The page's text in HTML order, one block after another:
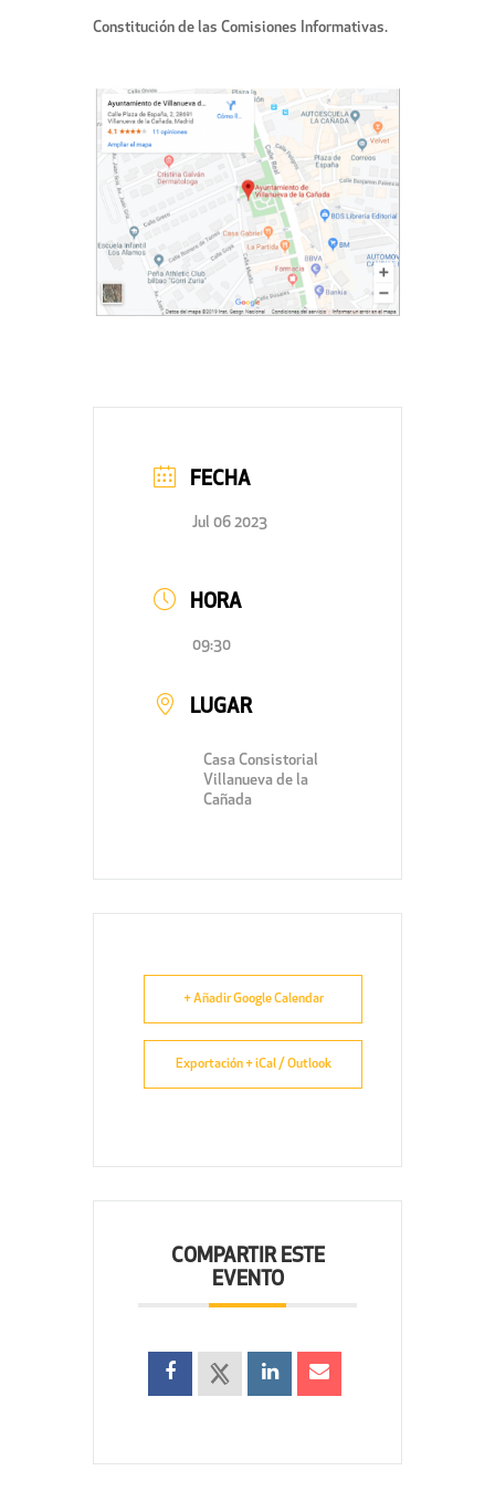
Constitución de las Comisiones Informativas.
FECHA
Jul 06 2023
HORA
09:30
LUGAR
Casa Consistorial
Villanueva de la
Cañada
+ Añadir Google Calendar
Exportación + iCal / Outlook
COMPARTIR ESTE
EVENTO